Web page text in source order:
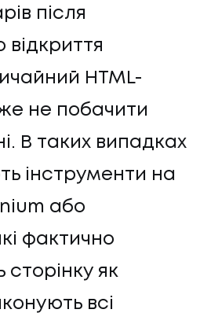
після
відкриття
HTML-
не побачити
В таких випадках
інструменти на
або
фактично
сторінку як
всі